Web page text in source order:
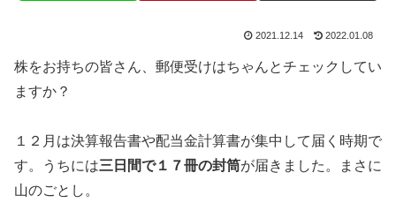
2021.12.14 2022.01.08
株をお持ちの皆さん、郵便受けはちゃんとチェックしてい
ますか？
１２月は決算報告書や配当金計算書が集中して届く時期で
す。うちには三日間で１７冊の封筒が届きました。まさに
山のごとし。